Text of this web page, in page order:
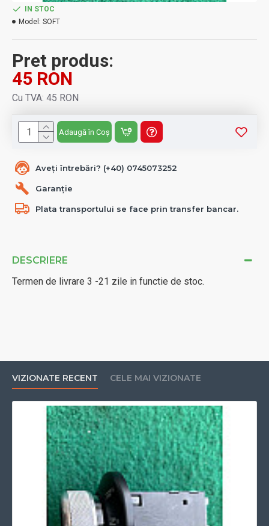
DESCRIERE
Termen de livrare 3 -21 zile in functie de stoc.
Aveți întrebări? (+40) 0745073252
Garanție
Plata transportului se face prin transfer bancar.
Pret produs:
45 RON
Cu TVA: 45 RON
IN STOC
Model: SOFT
Adaugă în Coș
VIZIONATE RECENT CELE MAI VIZIONATE